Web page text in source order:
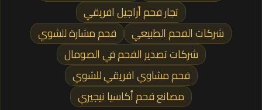
تجار فحم أراجيل افريقي
شركات الفحم الطبيعي
فحم مشارة للشوي
شركات تصدير الفحم في الصومال
فحم مشاوي افريقي للشوي
مصانع فحم أكاسيا نيجيري